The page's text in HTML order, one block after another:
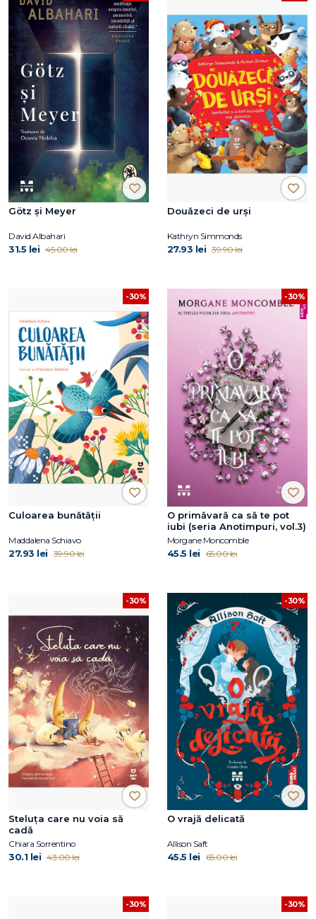
Götz și Meyer
David Albahari
31.5 lei 45.00 lei
Douăzeci de urși
Kathryn Simmonds
27.93 lei 39.90 lei
-30%
Culoarea bunătății
Maddalena Schiavo
27.93 lei 39.90 lei
-30%
O primăvară ca să te pot
iubi (seria Anotimpuri, vol.3)
Morgane Moncomble
45.5 lei 65.00 lei
-30%
Steluța care nu voia să
cadă
Chiara Sorrentino
30.1 lei 43.00 lei
-30%
O vrajă delicată
Allison Saft
45.5 lei 65.00 lei
-30% -30%